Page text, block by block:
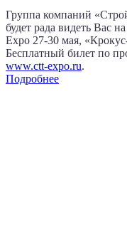
Группа компаний
будет рада видеть Вас
Expo 27‑30 мая,
Бесплатный билет по
www.сtt-expo.ru.
Подробнее